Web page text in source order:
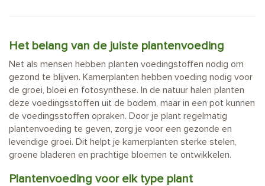
Het belang van de juiste plantenvoeding
Net als mensen hebben planten voedingstoffen nodig om
gezond te blijven. Kamerplanten hebben voeding nodig voor
de groei, bloei en fotosynthese. In de natuur halen planten
deze voedingsstoffen uit de bodem, maar in een pot kunnen
de voedingsstoffen opraken. Door je plant regelmatig
plantenvoeding te geven, zorg je voor een gezonde en
levendige groei. Dit helpt je kamerplanten sterke stelen,
groene bladeren en prachtige bloemen te ontwikkelen.
Plantenvoeding voor elk type plant